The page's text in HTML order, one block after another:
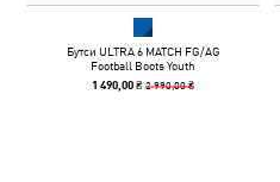
Бутси ULTRA 6 MATCH FG/AG
Football Boots Youth
1 490,00 ₴2 990,00 ₴